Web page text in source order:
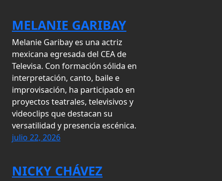
MELANIE GARIBAY
Melanie Garibay es una actriz
mexicana egresada del CEA de
Televisa. Con formación sólida en
interpretación, canto, baile e
improvisación, ha participado en
proyectos teatrales, televisivos y
videoclips que destacan su
versatilidad y presencia escénica.
julio 22, 2026
NICKY CHÁVEZ